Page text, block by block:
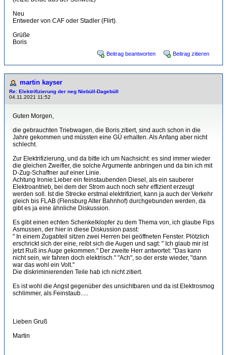
Neu
Entweder von CAF oder Stadler (Flirt).
Grüße
Boris
Beitrag beantworten Beitrag zitieren
martin kayser
Re: Elektrifizierung der neg Niebüll-Dagebüll
04.11.2021 11:52
Guten Morgen,
die gebrauchten Triebwagen, die Boris zitiert, sind auch schon in die
Jahre gekommen und müssten eine GÜ erhalten. Als Anfang aber nicht
schlecht.
Zur Elektrifizierung, und da bitte ich um Nachsicht: es sind immer wieder
die gleichen Zweifler, die solche Argumente anbringen und da bin ich mit
D-Zug-Schaffner auf einer Linie.
Achtung Ironie:Lieber ein feinstaubenden Diesel, als ein sauberer
Elektroantrieb, bei dem der Strom auch noch sehr effizient erzeugt
werden soll. Ist die Strecke erstmal elektrifiziert, kann ja auch der Verkehr
gleich bis FLAB (Flensburg Alter Bahnhof) durchgebunden werden, da
gibt es ja eine ähnliche Diskussion.
Es gibt einen echten Schenkelklopfer zu dem Thema von, ich glaube Fips
Asmussen, der hier in diese Diskussion passt:
" In einem Zugabteil sitzen zwei Herren bei geöffneten Fenster. Plötzlich
erschrickt sich der eine, reibt sich die Augen und sagt: " Ich glaub mir ist
jetzt Ruß ins Auge gekommen." Der zweite Herr antwortet: "Das kann
nicht sein, wir fahren doch elektrisch." "Ach", so der erste wieder, "dann
war das wohl ein Volt."
Die diskriminierenden Teile hab ich nicht zitiert.
Es ist wohl die Angst gegenüber des unsichtbaren und da ist Elektrosmog
schlimmer, als Feinstaub.....
Lieben Gruß
Martin